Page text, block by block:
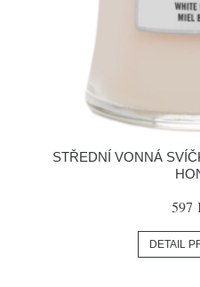
STŘEDNÍ VONNÁ
597
DETAIL